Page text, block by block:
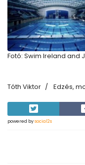
Fotó: Swim Ireland and
Tóth Viktor Edzés,
powered bysocial2s